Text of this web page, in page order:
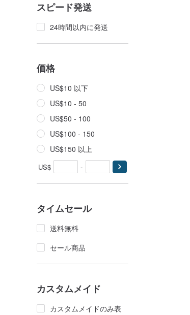
スピード発送
24時間以内に発送
価格
US$10 以下
US$10 - 50
US$50 - 100
US$100 - 150
US$150 以上
US$ -
タイムセール
送料無料
セール商品
カスタムメイド
カスタムメイドのみ表